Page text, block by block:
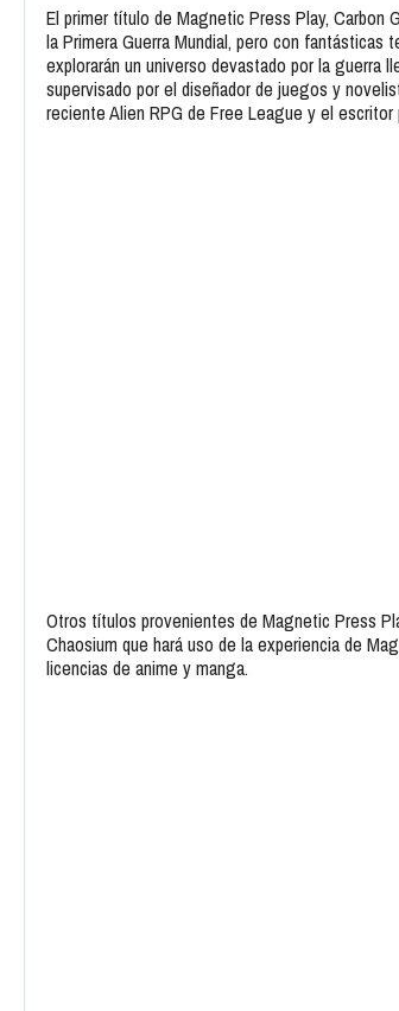
El primer título de Magnetic Press Play, Carbon
la Primera Guerra Mundial, pero con
explorarán un universo devastado por la
supervisado por el diseñador de juegos y
reciente Alien RPG de Free League y el
Otros títulos provenientes de Magnetic Press
Chaosium que hará uso de la experiencia de
licencias de anime y manga.